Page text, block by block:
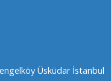
Üsküdar İstanbul